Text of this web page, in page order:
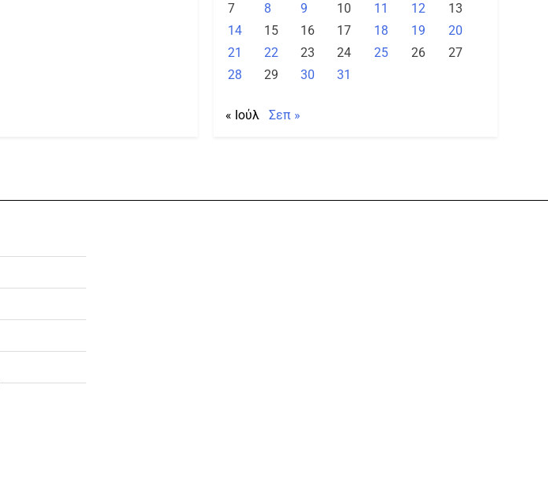
7
8 9 10 11 12
13
14
15 16 17 18 19
20
21
22 23 24 25 26
27
28
29 30 31
« Ιούλ Σεπ »